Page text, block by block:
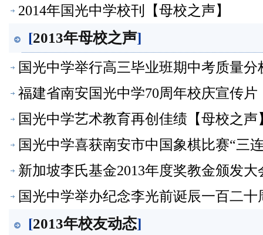
2014年国光中学校刊【母校之声】
[2013年母校之声]
国光中学举行高三毕业班期中考质量
学金颁发仪式【母校之声】
福建省南安国光中学70周年校庆宣传片
国光中学艺术教育再创佳绩【母校之声
国光中学喜获南安市中国象棋比赛“三
新加坡李氏基金2013年度奖教金颁发
国光中学举办纪念李光前诞辰一百二
[2013年校友动态]